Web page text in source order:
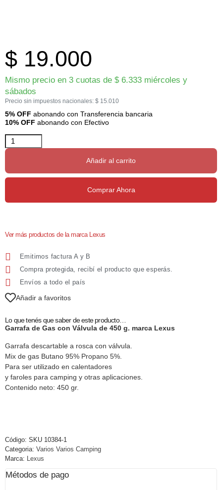
$ 19.000
Mismo precio en 3 cuotas de $6.333 miércoles y
sábados
Precio sin impuestos nacionales: $ 15.010
5% OFF abonando con Transferencia bancaria
10% OFF abonando con Efectivo
Añadir al carrito
Comprar Ahora
Ver más productos de la marca Lexus
Emitimos factura A y B
Compra protegida, recibí el producto que esperás.
Envíos a todo el país
Añadir a favoritos
Lo que tenés que saber de este producto…
Garrafa de Gas con Válvula de 450 g. marca Lexus
Garrafa descartable a rosca con válvula.
Mix de gas Butano 95% Propano 5%.
Para ser utilizado en calentadores
y faroles para camping y otras aplicaciones.
Contenido neto: 450 gr.
Código: SKU 10384-1
Categoria: Varios Varios Camping
Marca: Lexus
Métodos de pago